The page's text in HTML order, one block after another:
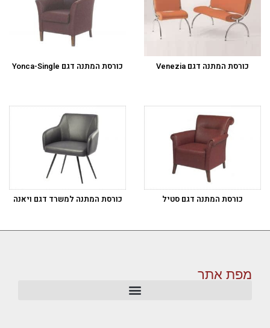
כורסת המתנה דגם Venezia כורסת המתנה דגם Yonca-Single
כורסת המתנה דגם סטיל כורסת המתנה למשרד דגם ויאנה
מפת אתר